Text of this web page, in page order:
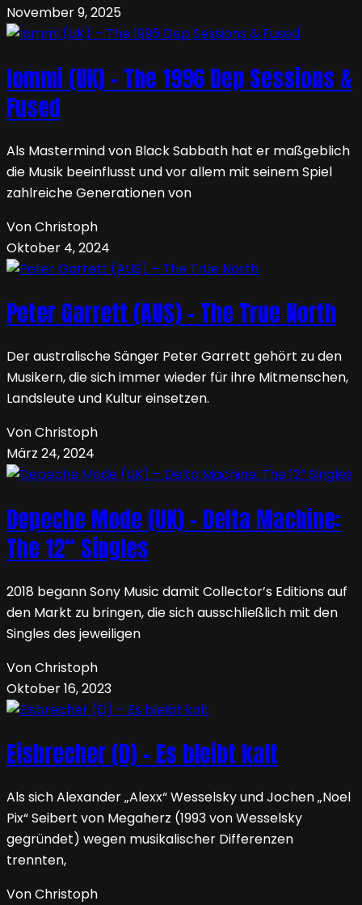
November 9, 2025
Iommi (UK) – The 1996 Dep Sessions &
Fused
Als Mastermind von Black Sabbath hat er maßgeblich
die Musik beeinflusst und vor allem mit seinem Spiel
zahlreiche Generationen von
Von Christoph
Oktober 4, 2024
Peter Garrett (AUS) – The True North
Der australische Sänger Peter Garrett gehört zu den
Musikern, die sich immer wieder für ihre Mitmenschen,
Landsleute und Kultur einsetzen.
Von Christoph
März 24, 2024
Depeche Mode (UK) – Delta Machine:
The 12“ Singles
2018 begann Sony Music damit Collector’s Editions auf
den Markt zu bringen, die sich ausschließlich mit den
Singles des jeweiligen
Von Christoph
Oktober 16, 2023
Eisbrecher (D) – Es bleibt kalt
Als sich Alexander „Alexx“ Wesselsky und Jochen „Noel
Pix“ Seibert von Megaherz (1993 von Wesselsky
gegründet) wegen musikalischer Differenzen
trennten,
Von Christoph